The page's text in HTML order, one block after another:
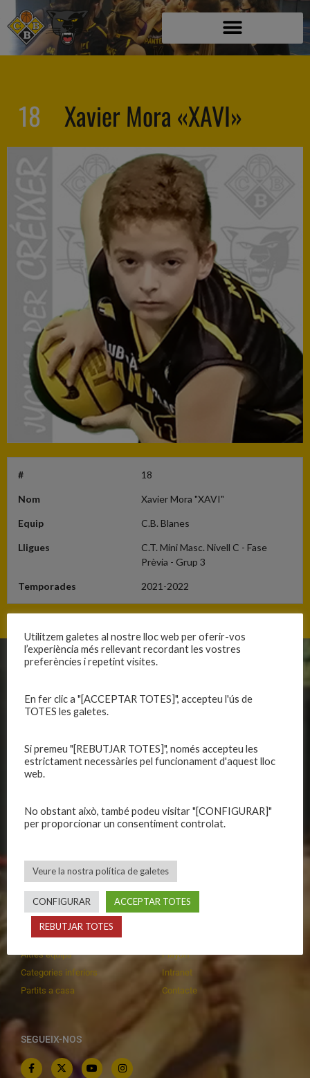
18 Xavier Mora «XAVI»
# 18
Nom Xavier Mora "XAVI"
Equip C.B. Blanes
Lligues
C.T. Mini Masc. Nivell C - Fase
Prèvia - Grup 3
Temporades 2021-2022
CLUB
Història
Organització
Avís legal
Política de privadesa
Privadesa a les xarxes
Primer equip masculí
Equips femenins
Patrocinadors
Primer Equip Masculí
Primer Equip Femení
Equips federats
C.E. El Vilar
Altres equips
Categories inferiors
Partits a casa
Actualitat
Inscripcions
Playoff
Intranet
Contacte
SEGUEIX-NOS
Utilitzem galetes al nostre lloc web per oferir-vos
l’experiència més rellevant recordant les vostres
preferències i repetint visites.
En fer clic a "[ACCEPTAR TOTES]", accepteu l'ús de
TOTES les galetes.
Si premeu "[REBUTJAR TOTES]", només accepteu les
estrictament necessàries pel funcionament d'aquest lloc
web.
No obstant això, també podeu visitar "[CONFIGURAR]"
per proporcionar un consentiment controlat.
Veure la nostra política de galetes
CONFIGURAR ACCEPTAR TOTES
REBUTJAR TOTES